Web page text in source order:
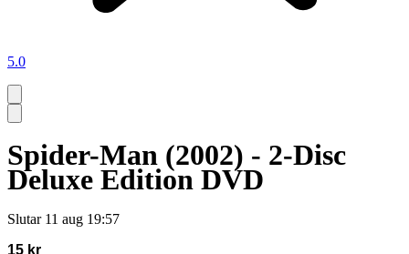
5.0
Spider-Man (2002) - 2-Disc
Deluxe Edition DVD
Slutar 11 aug 19:57
15 kr